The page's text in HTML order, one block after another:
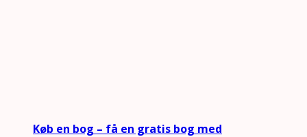
Køb en bog – få en gratis bog med